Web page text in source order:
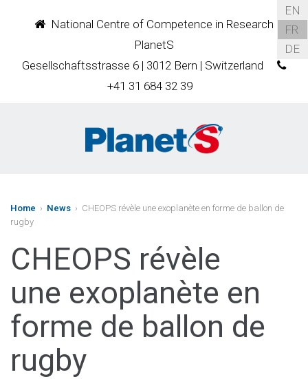
National Centre of Competence in Research
PlanetS
Gesellschaftsstrasse 6 | 3012 Bern | Switzerland
+41 31 684 32 39
EN
FR
DE
Home › News › CHEOPS révèle une exoplanète en forme de ballon de
rugby
CHEOPS révèle
une exoplanète en
forme de ballon de
rugby